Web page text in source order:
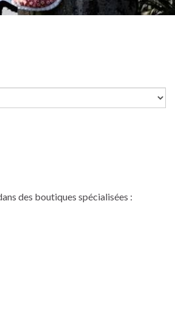
des boutiques spécialisées :